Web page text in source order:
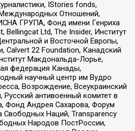
IStories fonds,
Отношений,
ГРУПА, Фонд имени Генриха
Bellingcat Ltd, The Insider, Институт
и Восточной Европы,
Calvert 22 Foundation, Канадский
Макдональда-Лорье,
федерация Канады,
научный центр им Вудро
Возрождение, Всеукраинский
антивоенный комитет в
Фонд Андрея Сахарова, Форум
Свободных Наций, Transparеncy
Народов ПостРоссии,